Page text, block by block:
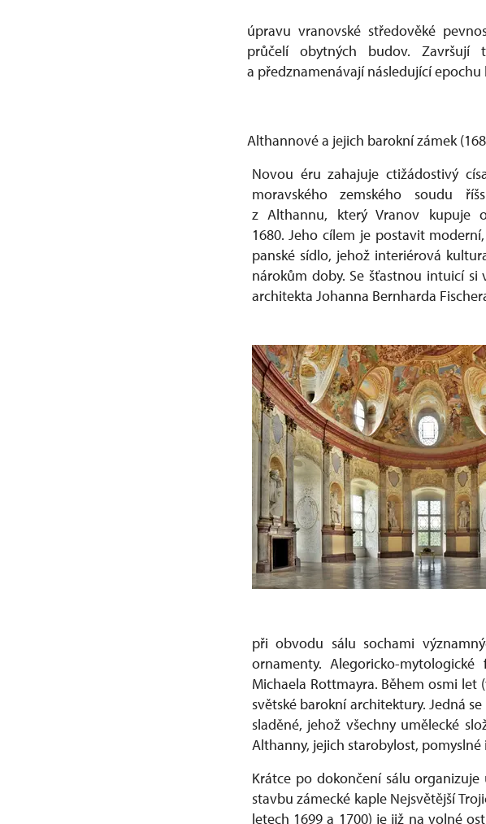
úpravu vranovské středověké
průčelí obytných budov.
a předznamenávají následující
Althannové a jejich barokní zámek
Novou éru zahajuje ctižádostivý
moravského zemského soudu
z Althannu, který Vranov
1680. Jeho cílem je postavit
panské sídlo, jehož interiérová
nárokům doby. Se šťastnou intuicí
architekta Johanna Bernharda
při obvodu sálu sochami
ornamenty. Alegoricko-
Michaela Rottmayra. Během osmi let
světské barokní architektury. Jedná
sladěné, jehož všechny umělecké
Althanny, jejich starobylost, pomyslné
Krátce po dokončení sálu
stavbu zámecké kaple Nejsvětější
letech 1699 a 1700) je již na volné